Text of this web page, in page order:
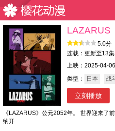
LAZARUS
5.0分
连载：更新至13集
上映：2025-04-06
类型：
日本 战
立刻播放
《LAZARUS》公元2052年。 世界迎来了
纳开...